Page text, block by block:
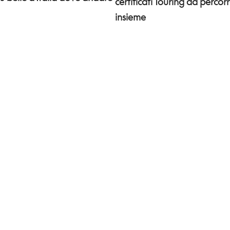
insieme